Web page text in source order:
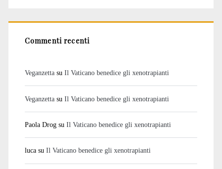
Commenti recenti
Veganzettasu Il Vaticano benedice gli xenotrapianti
Veganzettasu Il Vaticano benedice gli xenotrapianti
Paola Drogsu Il Vaticano benedice gli xenotrapianti
lucasu Il Vaticano benedice gli xenotrapianti